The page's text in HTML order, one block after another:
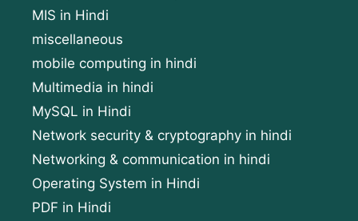
MIS in Hindi
miscellaneous
mobile computing in hindi
Multimedia in hindi
MySQL in Hindi
Network security & cryptography in hindi
Networking & communication in hindi
Operating System in Hindi
PDF in Hindi